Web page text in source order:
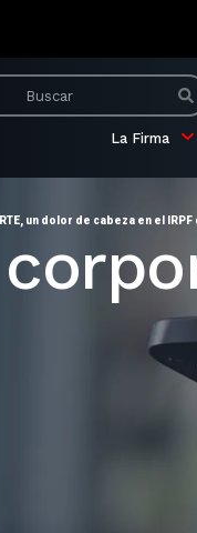
La Firma
un dolor de cabeza en el IRPF